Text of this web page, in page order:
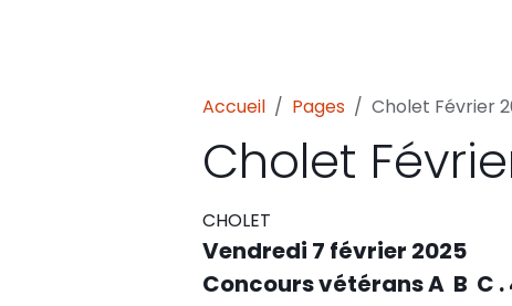
Accueil Pages Cholet Février
Cholet
CHOLET
Vendredi 7 février 2025
Concours vétérans A B C